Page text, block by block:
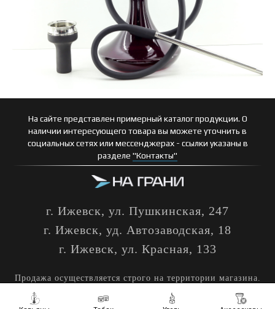
На сайте представлен примерный каталог продукции. О
наличии интересующего товара вы можете уточнить в
социальных сетях или мессенджерах - ссылки указаны в
разделе "Контакты"
г. Ижевск, ул. Пушкинская, 247
г. Ижевск, уд. Автозаводская, 18
г. Ижевск, ул. Красная, 133
Продажа осуществляется строго на территории магазина.
Курение вредит вашему здоровью!